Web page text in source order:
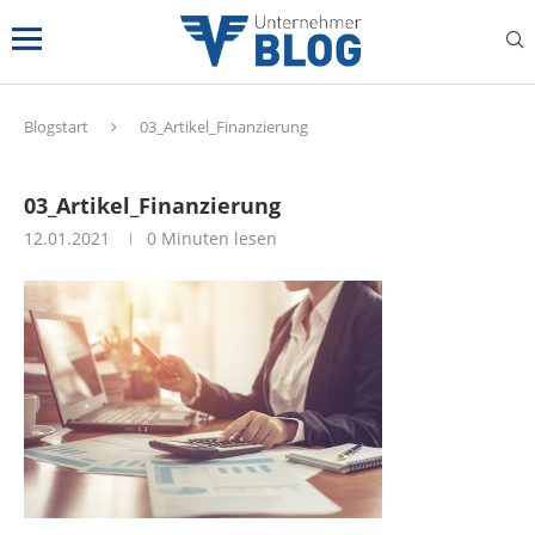
Blogstart 03_Artikel_Finanzierung
03_Artikel_Finanzierung
12.01.2021 0 Minuten lesen